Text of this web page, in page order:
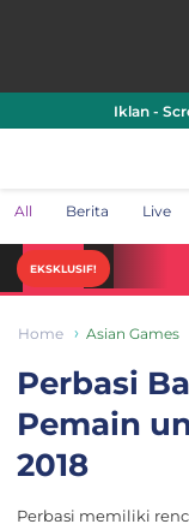
Iklan -
All Berita Live
EKSKLUSIF!
Home Asian Games
Perbasi
Pemain
2018
Perbasi memiliki